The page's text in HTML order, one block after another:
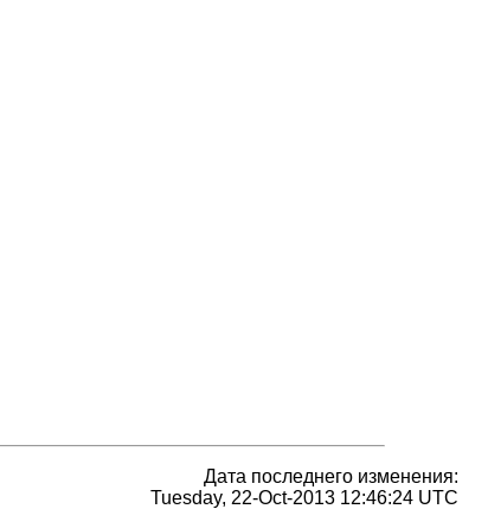
Дата последнего изменения:
Tuesday, 22-Oct-2013 12:46:24 UTC